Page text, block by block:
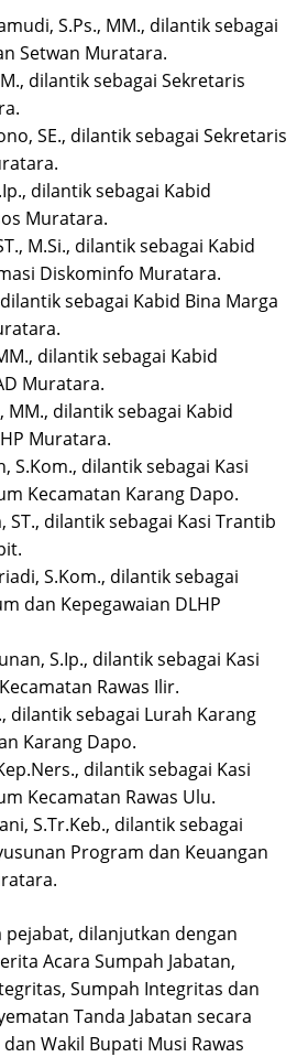
S.Ps., MM., dilantik sebagai
Setwan Muratara.
dilantik sebagai Sekretaris
SE., dilantik sebagai Sekretaris
dilantik sebagai Kabid
Muratara.
M.Si., dilantik sebagai Kabid
Diskominfo Muratara.
sebagai Kabid Bina Marga
dilantik sebagai Kabid
Muratara.
MM., dilantik sebagai Kabid
Muratara.
S.Kom., dilantik sebagai Kasi
Kecamatan Karang Dapo.
ST., dilantik sebagai Kasi Trantib
S.Kom., dilantik sebagai
dan Kepegawaian DLHP
S.Ip., dilantik sebagai Kasi
Rawas Ilir.
dilantik sebagai Lurah Karang
Karang Dapo.
dilantik sebagai Kasi
Kecamatan Rawas Ulu.
S.Tr.Keb., dilantik sebagai
Program dan Keuangan
pejabat, dilanjutkan dengan
Acara Sumpah Jabatan,
Sumpah Integritas dan
Tanda Jabatan secara
Wakil Bupati Musi Rawas